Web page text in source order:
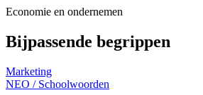
Economie en ondernemen
Bijpassende begrippen
Marketing
NEO / Schoolwoorden